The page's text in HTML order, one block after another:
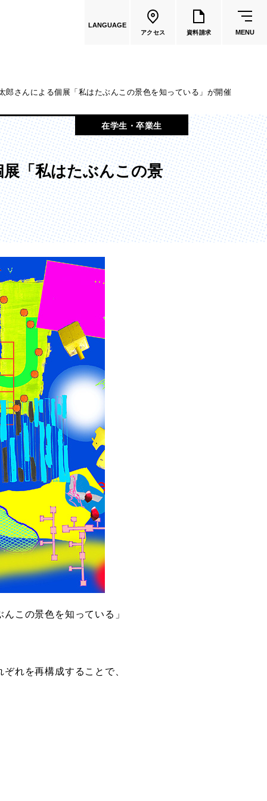
LANGUAGE
アクセス 資料請求 MENU
共通教育
教員一覧
国際文化学部
（2026年度募集停止）
カートゥーンコース
（2025年度募集停止）
創造情報学部
（仮称・構想中／2028年
度開設予定）
郎さんによる個展「私はたぶんこの景色を知っている」が開催
在学生・卒業生
「私はたぶんこの景
この景色を知っている」
れを再構成することで、